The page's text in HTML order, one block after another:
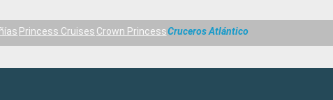
Princess Cruises Crown PrincessCruceros Atlántico